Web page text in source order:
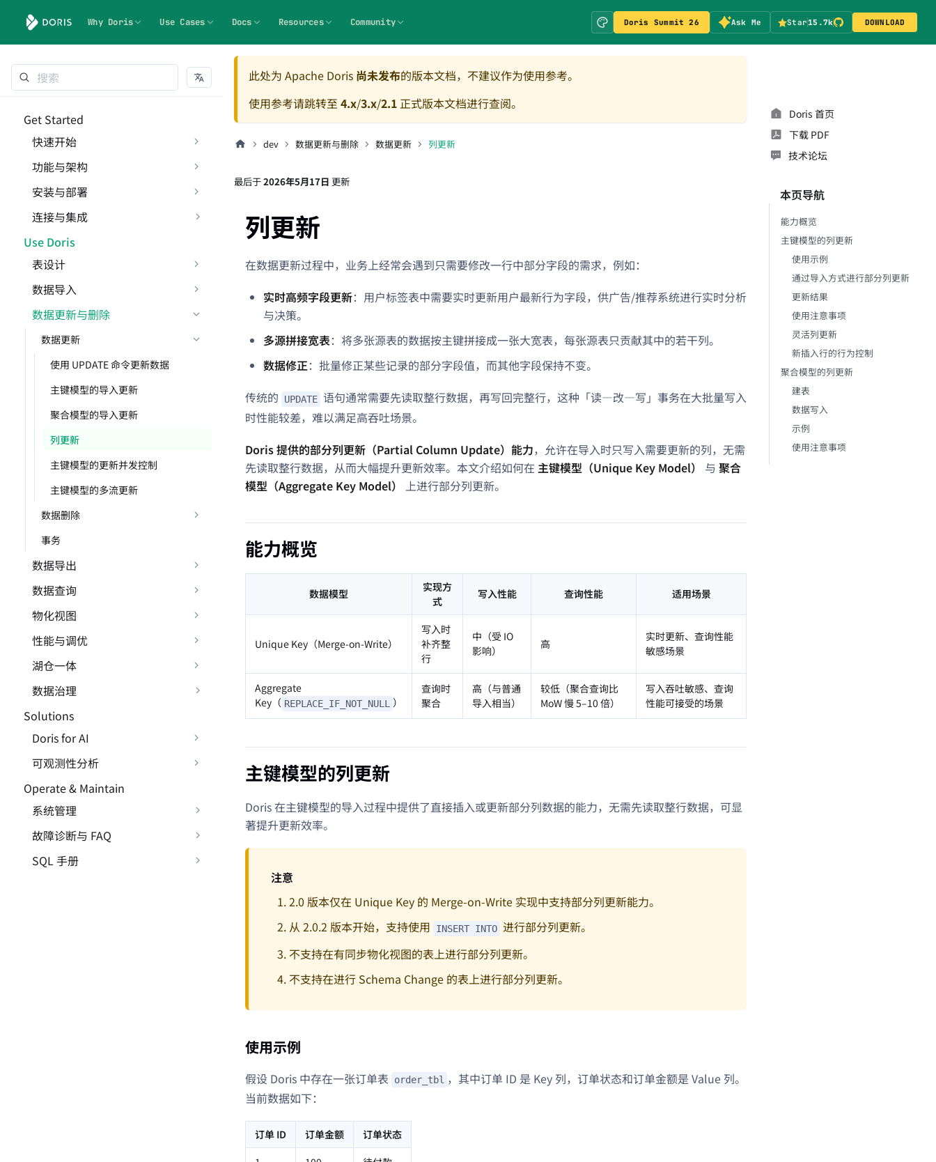
Why Doris Use Cases Docs Resources Community Doris Summit 26 Ask Me Star15.7k DOWNLOAD
Get Started
快速开始
功能与架构
安装与部署
连接与集成
Use Doris
表设计
数据导入
数据更新与删除
数据更新
使用 UPDATE 命令更新数据
主键模型的导入更新
聚合模型的导入更新
列更新
主键模型的更新并发控制
主键模型的多流更新
数据删除
事务
数据导出
数据查询
物化视图
性能与调优
湖仓一体
数据治理
Solutions
Doris for AI
可观测性分析
Operate & Maintain
系统管理
故障诊断与 FAQ
SQL 手册
此处为 Apache Doris 尚未发布的版本文档，不建议作为使用参考。
使用参考请跳转至 4.x/3.x/2.1正式版本文档进行查阅。
dev 数据更新与删除 数据更新 列更新
最后于2026年5月17日 更新
列更新
在数据更新过程中，业务上经常会遇到只需要修改一行中部分字段的需求，例如：
实时高频字段更新：用户标签表中需要实时更新用户最新行为字段，供广告/推荐系统进行实时分析
与决策。
多源拼接宽表：将多张源表的数据按主键拼接成一张大宽表，每张源表只贡献其中的若干列。
数据修正：批量修正某些记录的部分字段值，而其他字段保持不变。
传统的
UPDATE 语句通常需要先读取整行数据，再写回完整行，这种「读—改—写」事务在大批量写入
时性能较差，难以满足高吞吐场景。
Doris 提供的部分列更新（Partial Column Update）能力，允许在导入时只写入需要更新的列，无需
先读取整行数据，从而大幅提升更新效率。本文介绍如何在 主键模型（Unique Key Model） 与 聚合
模型（Aggregate Key Model）
上进行部分列更新。
能力概览
数据模型
实现方
式
写入性能 查询性能 适用场景
Unique Key（Merge-on-Write）
写入时
补齐整
行
中（受 IO
影响）
高
实时更新、查询性能
敏感场景
Aggregate
Key（ REPLACE_IF_NOT_NULL ）
查询时
聚合
高（与普通
导入相当）
较低（聚合查询比
MoW 慢 5–10 倍）
写入吞吐敏感、查询
性能可接受的场景
主键模型的列更新
Doris 在主键模型的导入过程中提供了直接插入或更新部分列数据的能力，无需先读取整行数据，可显
著提升更新效率。
注意
2.0 版本仅在 Unique Key 的 Merge-on-Write 实现中支持部分列更新能力。
从 2.0.2 版本开始，支持使用
INSERT INTO 进行部分列更新。
不支持在有同步物化视图的表上进行部分列更新。
不支持在进行 Schema Change 的表上进行部分列更新。
使用示例
假设 Doris 中存在一张订单表 order_tbl ，其中订单 ID 是 Key 列，订单状态和订单金额是 Value 列。
当前数据如下：
订单 ID 订单金额
订单状态
Doris 首页
下载 PDF
技术论坛
本页导航
能力概览
主键模型的列更新
使用示例
通过导入方式进行部分列更新
更新结果
使用注意事项
灵活列更新
新插入行的行为控制
聚合模型的列更新
建表
数据写入
示例
使用注意事项